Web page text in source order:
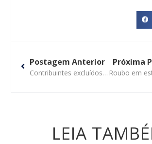
Postagem Anterior
Contribuintes excluídos do Simples Nacional em janeiro de 2018 terão 30 dias para aderir ao PertSN
Próxima
LEIA